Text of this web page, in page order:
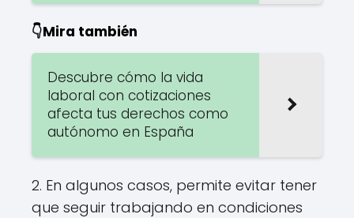
👇Mira también
Descubre cómo la vida
laboral con cotizaciones
afecta tus derechos como
autónomo en España
2. En algunos casos, permite evitar tener
que seguir trabajando en condiciones